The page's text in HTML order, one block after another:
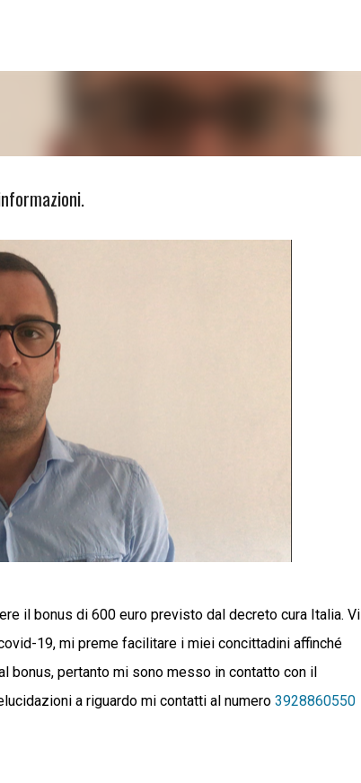
il bonus di 600 euro previsto dal decreto cura Italia. Vi
19, mi preme facilitare i miei concittadini affinché
bonus, pertanto mi sono messo in contatto con il
a riguardo mi contatti al numero 3928860550